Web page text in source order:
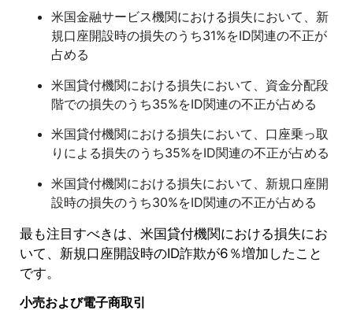
米国金融サービス機関における損失において、新
規口座開設時の損失のうち31%をID関連の不正が
占める
米国貸付機関における損失において、資金分配段
階での損失のうち35%をID関連の不正が占める
米国貸付機関における損失において、口座乗っ取
りによる損失のうち35%をID関連の不正が占める
米国貸付機関における損失において、新規口座開
設時の損失のうち30%をID関連の不正が占める
最も注目すべきは、米国貸付機関における損失にお
いて、新規口座開設時のID詐欺が6％増加したこと
です。
小売および電子商取引